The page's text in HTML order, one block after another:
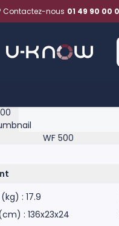
Contactez-nous 01 49 90 00
- scroll to see more
: 17.9
: 136x23x24